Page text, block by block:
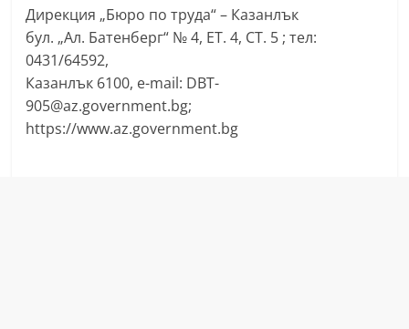
k
.
n
f
Дирекция „Бюро по труда“ – Казанлък
бул. „Ал. Батенберг“ № 4, ЕТ. 4, СТ. 5 ; тел:
0431/64592,
Казанлък 6100, e-mail: DBT-
905@az.government.bg;
https://www.az.government.bg